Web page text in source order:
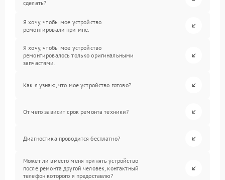
сделать?
Я хочу, чтобы мое устройство
ремонтировали при мне.
Я хочу, чтобы мое устройство
ремонтировалось только оригинальными
запчастями.
Как я узнаю, что мое устройство готово?
От чего зависит срок ремонта техники?
Диагностика проводится бесплатно?
Может ли вместо меня принять устройство
после ремонта другой человек, контактный
телефон которого я предоставлю?